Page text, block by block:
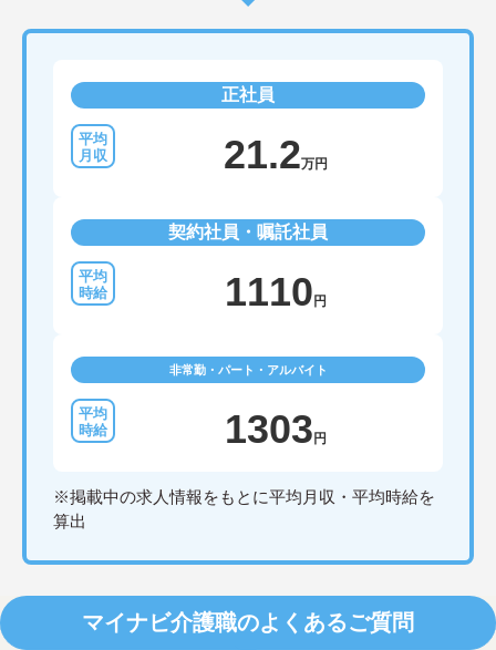
正社員
21.2万円
契約社員・嘱託社員
1110 円
非常勤・パート・アルバイト
1303 円
※掲載中の求人情報をもとに平均月収・平均時給を
算出
マイナビ介護職のよくあるご質問